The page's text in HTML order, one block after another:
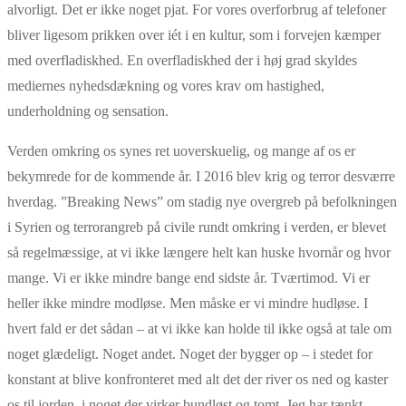
alvorligt. Det er ikke noget pjat. For vores overforbrug af telefoner
bliver ligesom prikken over iét i en kultur, som i forvejen kæmper
med overfladiskhed. En overfladiskhed der i høj grad skyldes
mediernes nyhedsdækning og vores krav om hastighed,
underholdning og sensation.
Verden omkring os synes ret uoverskuelig, og mange af os er
bekymrede for de kommende år. I 2016 blev krig og terror desværre
hverdag. ”Breaking News” om stadig nye overgreb på befolkningen
i Syrien og terrorangreb på civile rundt omkring i verden, er blevet
så regelmæssige, at vi ikke længere helt kan huske hvornår og hvor
mange. Vi er ikke mindre bange end sidste år. Tværtimod. Vi er
heller ikke mindre modløse. Men måske er vi mindre hudløse. I
hvert fald er det sådan – at vi ikke kan holde til ikke også at tale om
noget glædeligt. Noget andet. Noget der bygger op – i stedet for
konstant at blive konfronteret med alt det der river os ned og kaster